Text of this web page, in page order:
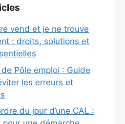
vend et je ne trouve
: droits, solutions et
Pôle emploi : Guide
les erreurs et
du jour d’une CAL :